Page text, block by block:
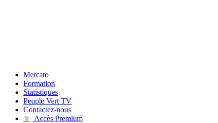
Mercato
Formation
Statistiques
Peuple Vert TV
Contactez-nous
♛
Accès Premium